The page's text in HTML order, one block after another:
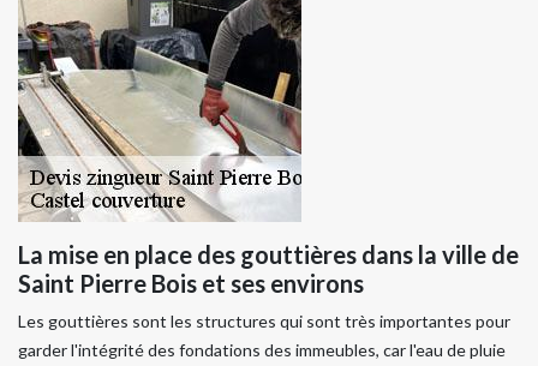
La mise en place des gouttières dans la ville de
Saint Pierre Bois et ses environs
Les gouttières sont les structures qui sont très importantes pour
garder l'intégrité des fondations des immeubles, car l'eau de pluie